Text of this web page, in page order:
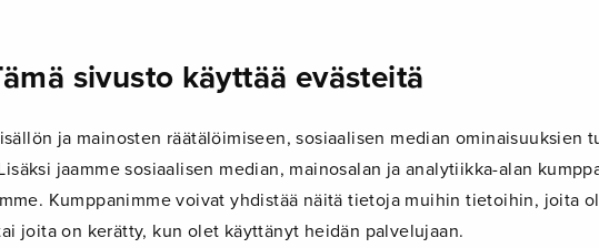
sivusto käyttää evästeitä
ja mainosten räätälöimiseen, sosiaalisen median ominaisuuksien
jaamme sosiaalisen median, mainosalan ja analytiikka-alan
Kumppanimme voivat yhdistää näitä tietoja muihin tietoihin, joita
joita on kerätty, kun olet käyttänyt heidän palvelujaan.